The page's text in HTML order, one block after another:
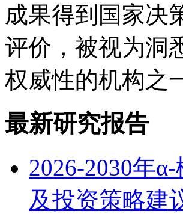
成果得到国家决
评价，被视为洞
权威性的机构之
最新研究报告
2026-2030年
及投资策略建